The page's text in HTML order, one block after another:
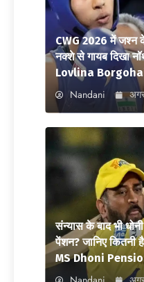
CWG 2026 में जश्न
नक्शे से गायब दिखा
Lovlina
Nandani
संन्यास के बाद भी
पेंशन? जानिए कितनी
MS Dhoni